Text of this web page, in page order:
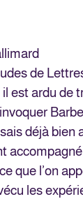
de
est ardu de
déjà bien
que l’on
les